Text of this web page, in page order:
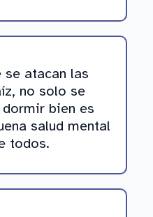
se atacan las
no solo se
bien es
salud mental
todos.